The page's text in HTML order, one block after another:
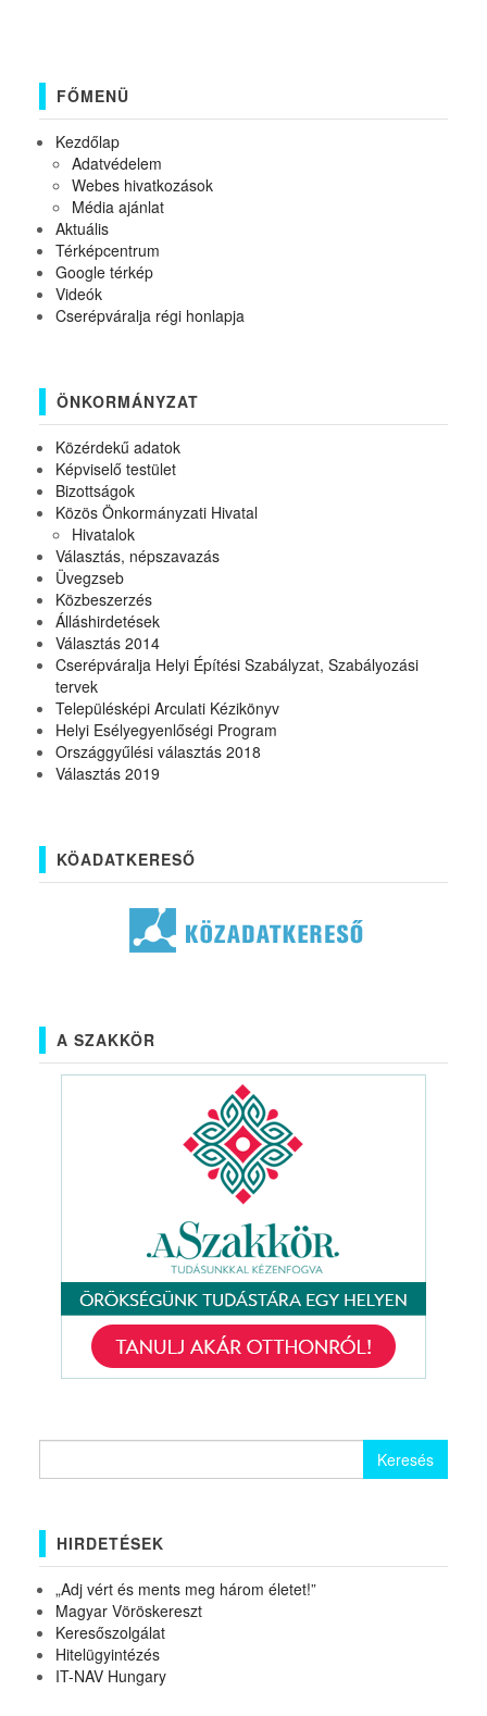
FŐMENÜ
Kezdőlap
Adatvédelem
Webes hivatkozások
Média ajánlat
Aktuális
Térképcentrum
Google térkép
Videók
Cserépváralja régi honlapja
ÖNKORMÁNYZAT
Közérdekű adatok
Képviselő testület
Bizottságok
Közös Önkormányzati Hivatal
Hivatalok
Választás, népszavazás
Üvegzseb
Közbeszerzés
Álláshirdetések
Választás 2014
Cserépváralja Helyi Építési Szabályzat, Szabályozási
tervek
Településképi Arculati Kézikönyv
Helyi Esélyegyenlőségi Program
Országgyűlési választás 2018
Választás 2019
KÖADATKERESŐ
A SZAKKÖR
HIRDETÉSEK
„Adj vért és ments meg három életet!”
Magyar Vöröskereszt
Keresőszolgálat
Hitelügyintézés
IT-NAV Hungary